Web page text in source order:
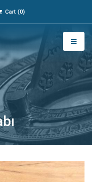
Cart (0)